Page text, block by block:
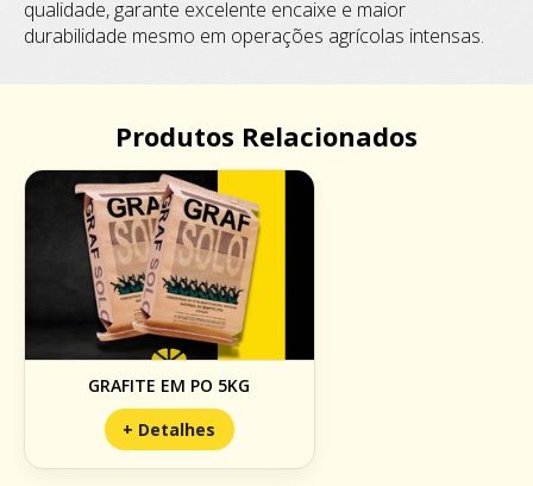
qualidade, garante excelente encaixe e maior
durabilidade mesmo em operações agrícolas intensas.
Produtos Relacionados
GRAFITE EM PO 5KG
+ Detalhes